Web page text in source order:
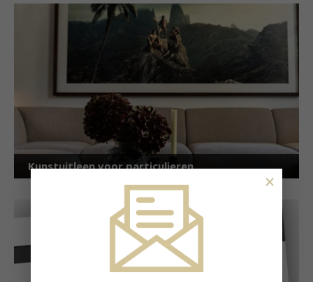
Kunstuitleen voor particulieren
×